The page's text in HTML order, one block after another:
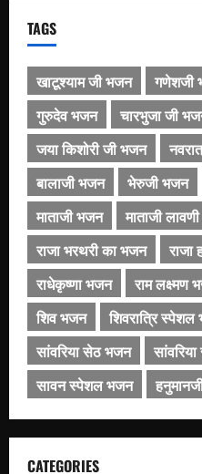
TAGS
खाटूश्याम जी भजन गणेशजी
गुरुदेव भजन
चारभुजा जी
जया किशोरी जी भजन
बालाजी भजन
भेरुजी भजन
माताजी भजन
माताजी लावणी
राजा भरथरी का भजन
राजा
राधेकृष्णा भजन
राम लक्ष्मण
शिव भजन
शिवरात्रि
सांवरिया सेठ भजन
सावन स्पेशल भजन
CATEGORIES